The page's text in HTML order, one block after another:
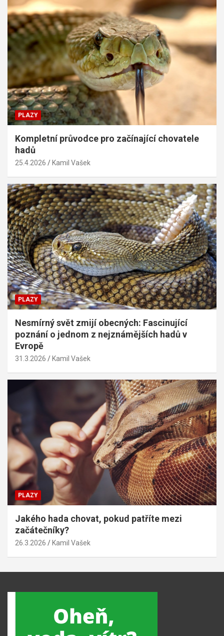
PLAZY
Kompletní průvodce pro začínající chovatele
hadů
25.4.2026 Kamil Vašek
PLAZY
Nesmírný svět zmijí obecných: Fascinující
poznání o jednom z nejznámějších hadů v
Evropě
31.3.2026 Kamil Vašek
PLAZY
Jakého hada chovat, pokud patříte mezi
začátečníky?
26.3.2026 Kamil Vašek